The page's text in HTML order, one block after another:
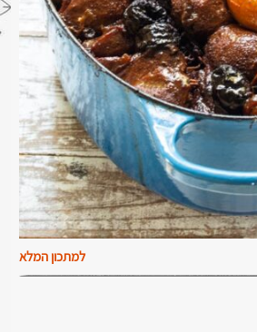
למתכון המלא